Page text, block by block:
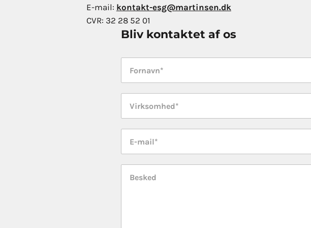
E-mail: kontakt-esg@martinsen.dk
CVR: 32 28 52 01
Bliv kontaktet af os